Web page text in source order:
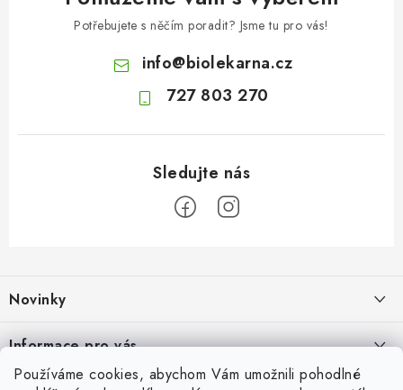
Používáme cookies, abychom Vám umožnili pohodlné
Potřebujete s něčím poradit? Jsme tu pro vás!
info@biolekarna.cz
727 803 270
p
a
t
Novinky
Olivový olej při zácpě: co ukazují klinické studie?
Informace pro vás
Odborný garant MUDr. Monika Klaudysová